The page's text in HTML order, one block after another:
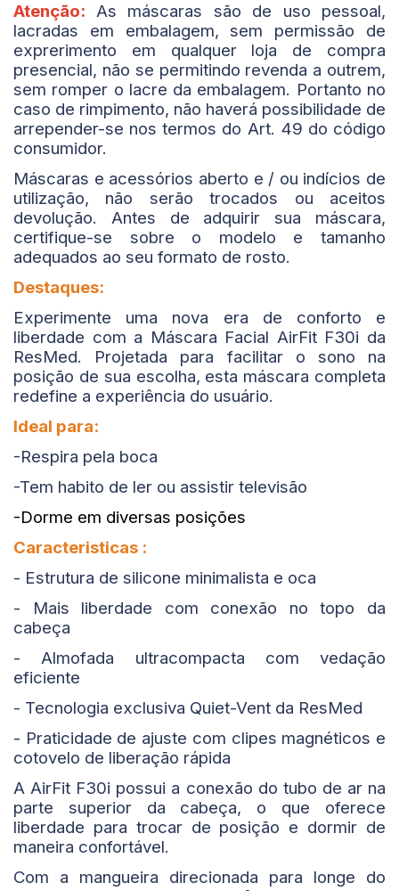
Atenção: As máscaras são de uso pessoal,
lacradas em embalagem, sem permissão de
exprerimento em qualquer loja de compra
presencial, não se permitindo revenda a outrem,
sem romper o lacre da embalagem. Portanto no
caso de rimpimento, não haverá possibilidade de
arrepender-se nos termos do Art. 49 do código
consumidor.
Máscaras e acessórios aberto e / ou indícios de
utilização, não serão trocados ou aceitos
devolução. Antes de adquirir sua máscara,
certifique-se sobre o modelo e tamanho
adequados ao seu formato de rosto.
Destaques:
Experimente uma nova era de conforto e
liberdade com a Máscara Facial AirFit F30i da
ResMed. Projetada para facilitar o sono na
posição de sua escolha, esta máscara completa
redefine a experiência do usuário.
Ideal para:
-Respira pela boca
-Tem habito de ler ou assistir televisão
-Dorme em diversas posições
Caracteristicas :
- Estrutura de silicone minimalista e oca
- Mais liberdade com conexão no topo da
cabeça
- Almofada ultracompacta com vedação
eficiente
- Tecnologia exclusiva Quiet-Vent da ResMed
- Praticidade de ajuste com clipes magnéticos e
cotovelo de liberação rápida
A AirFit F30i possui a conexão do tubo de ar na
parte superior da cabeça, o que oferece
liberdade para trocar de posição e dormir de
maneira confortável.
Com a mangueira direcionada para longe do